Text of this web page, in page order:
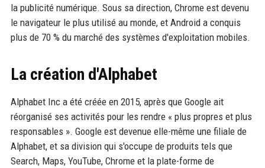
la publicité numérique. Sous sa direction, Chrome est devenu
le navigateur le plus utilisé au monde, et Android a conquis
plus de 70 % du marché des systèmes d'exploitation mobiles.
La création d'Alphabet
Alphabet Inc a été créée en 2015, après que Google ait
réorganisé ses activités pour les rendre « plus propres et plus
responsables ». Google est devenue elle-même une filiale de
Alphabet, et sa division qui s'occupe de produits tels que
Search, Maps, YouTube, Chrome et la plate-forme de